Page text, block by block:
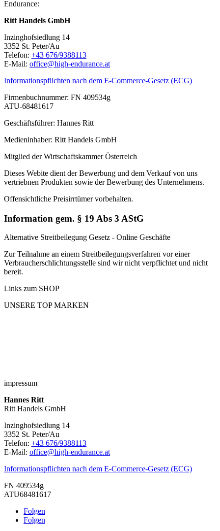
Endurance:
Ritt Handels GmbH
Inzinghofsiedlung 14
3352 St. Peter/Au
Telefon: +43 676/9388113
E-Mail: office@high-endurance.at
Informationspflichten nach dem E-Commerce-Gesetz (ECG)
Firmenbuchnummer: FN 409534g
ATU-68481617
Geschäftsführer: Hannes Ritt
Medieninhaber: Ritt Handels GmbH
Mitglied der Wirtschaftskammer Österreich
Dieses Webite dient der Bewerbung und dem Verkauf von uns
vertriebnen Produkten sowie der Bewerbung des Unternehmens.
Offensichtliche Preisirrtümer vorbehalten.
Information gem. § 19 Abs 3 AStG
Alternative Streitbeilegung Gesetz - Online Geschäfte
Zur Teilnahme an einem Streitbeilegungsverfahren vor einer
Verbraucherschlichtungsstelle sind wir nicht verpflichtet und nicht
bereit.
Links zum SHOP
UNSERE TOP MARKEN
impressum
Hannes Ritt
Ritt Handels GmbH
Inzinghofsiedlung 14
3352 St. Peter/Au
Telefon: +43 676/9388113
E-Mail: office@high-endurance.at
Informationspflichten nach dem E-Commerce-Gesetz (ECG)
FN 409534g
ATU68481617
Folgen
Folgen